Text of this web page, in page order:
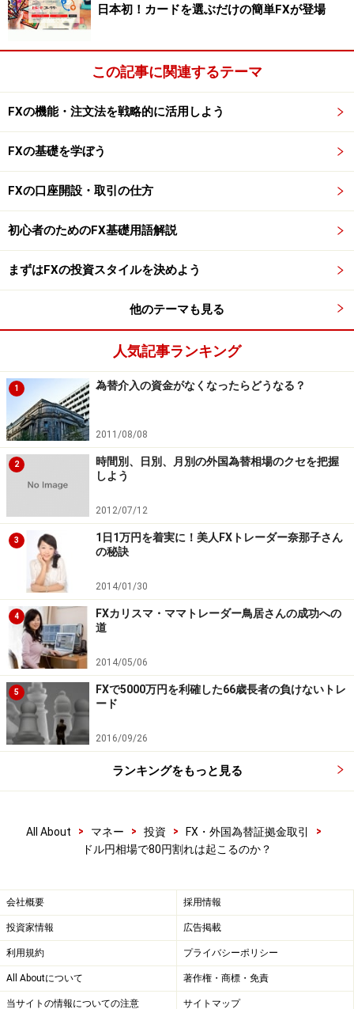
日本初！カードを選ぶだけの簡単FXが登場
この記事に関連するテーマ
FXの機能・注文法を戦略的に活用しよう
FXの基礎を学ぼう
FXの口座開設・取引の仕方
初心者のためのFX基礎用語解説
まずはFXの投資スタイルを決めよう
他のテーマも見る
人気記事ランキング
1 為替介入の資金がなくなったらどうなる？
2011/08/08
2
時間別、日別、月別の外国為替相場のクセを把握
しよう
2012/07/12
3
1日1万円を着実に！美人FXトレーダー奈那子さん
の秘訣
2014/01/30
4
FXカリスマ・ママトレーダー鳥居さんの成功への
道
2014/05/06
5
FXで5000万円を利確した66歳長者の負けないトレ
ード
2016/09/26
ランキングをもっと見る
All About > マネー > 投資 > FX・外国為替証拠金取引
>
ドル円相場で80円割れは起こるのか？
会社概要 採用情報
投資家情報 広告掲載
利用規約 プライバシーポリシー
All Aboutについて 著作権・商標・免責
当サイトの情報についての注意 サイトマップ